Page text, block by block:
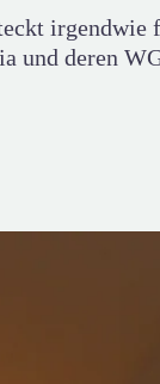
irgendwie
und deren